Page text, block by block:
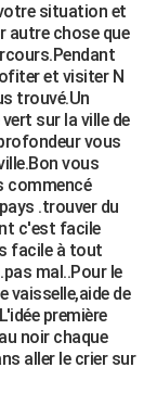
situation et
autre chose que
et visiter N
trouvé.Un
sur la ville de
vous
vous
commencé
.trouver du
c'est facile
facile à tout
mal..Pour le
vaisselle,aide de
première
noir chaque
aller le crier sur